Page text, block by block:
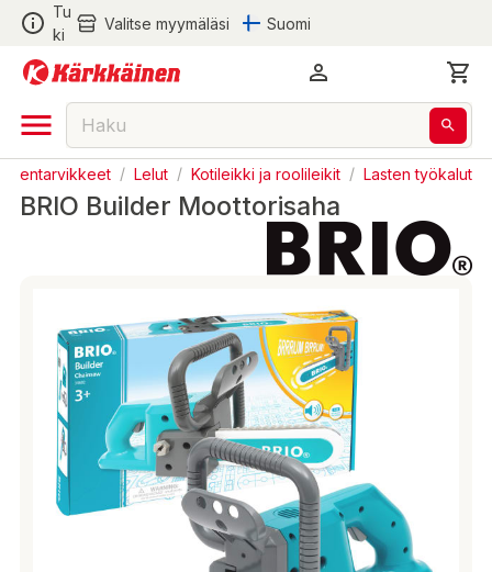
Tu
ki
Valitse myymäläsi Suomi
/ Lelut / Kotileikki ja roolileikit / Lasten työkalut
BRIO Builder Moottorisaha